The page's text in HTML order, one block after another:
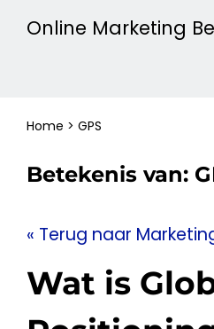
Online Marketing
Home > GPS
Betekenis van:
« Terug naar
Wat is